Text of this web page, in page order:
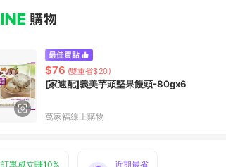
$76 (雙重省$20)
[家速配]義美芋頭堅果饅頭-80gx6
萬家福線上購物
訂單成立賺10% 近期最省